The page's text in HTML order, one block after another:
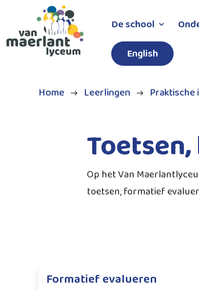
De school
English
Home Leerlingen
Op het Van
toetsen, formatief
Formatief evalueren